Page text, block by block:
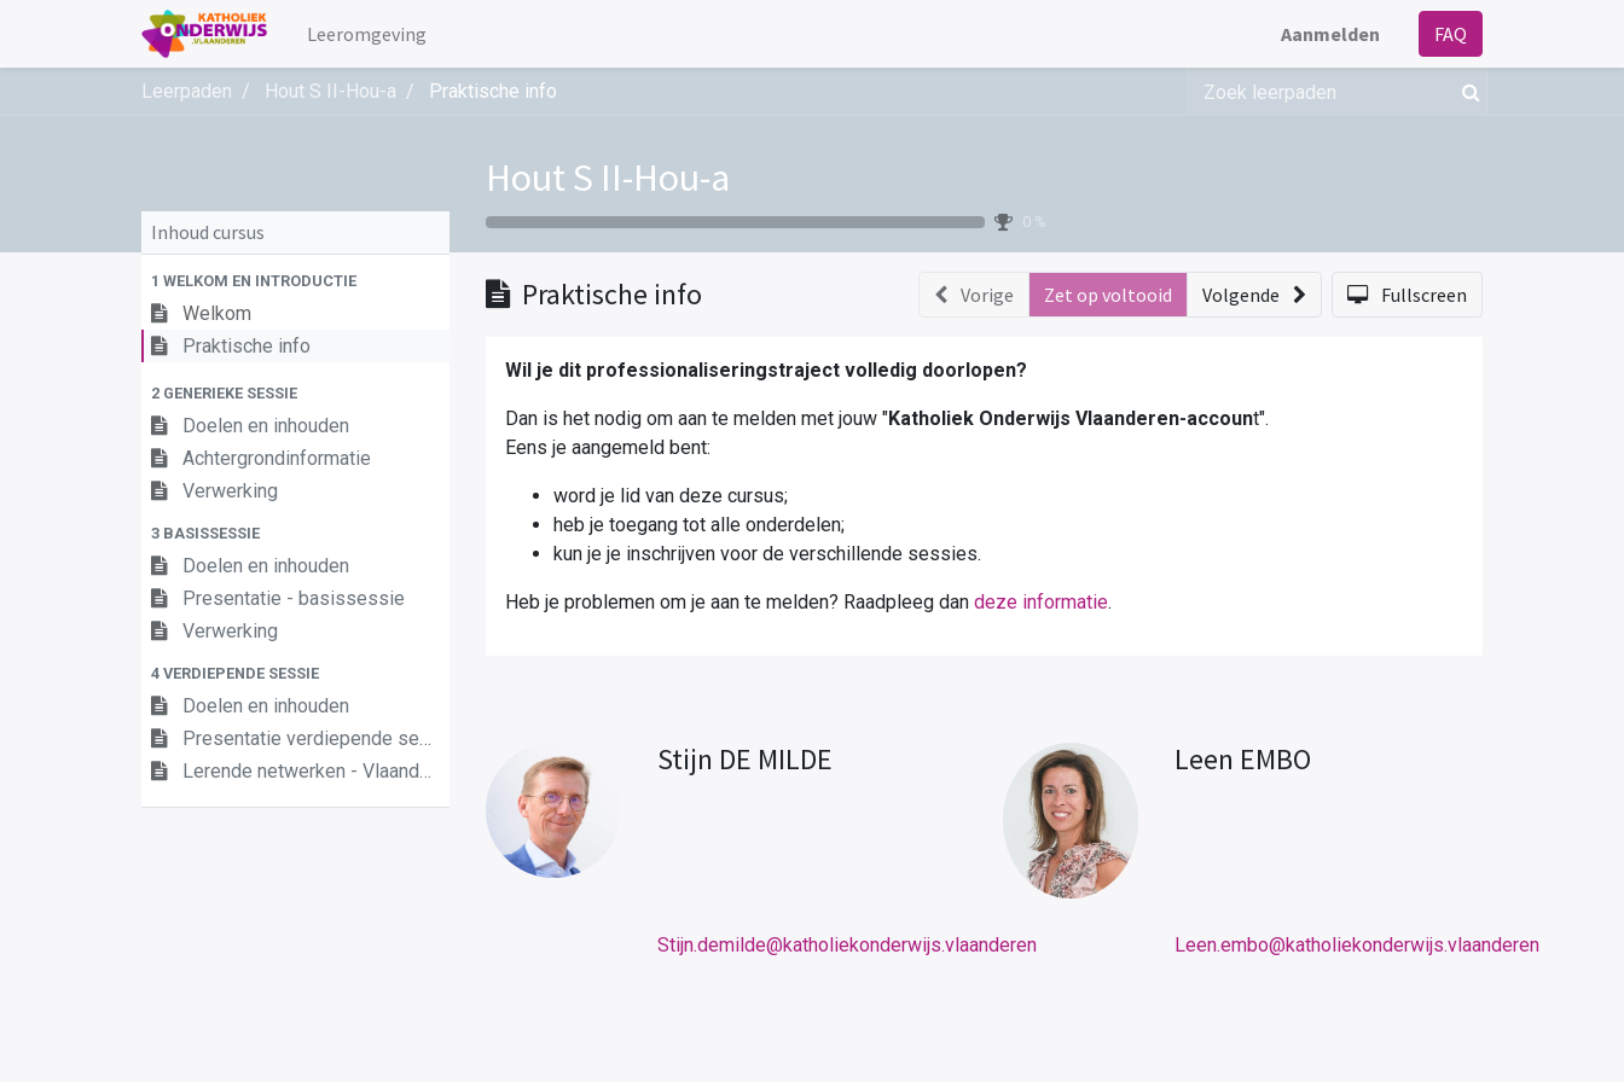
Leeromgeving Aanmelden FAQ
Leerpaden Hout S II-Hou-a Praktische info
Hout S II-Hou-a
0 %
Inhoud cursus
1 WELKOM EN INTRODUCTIE
Welkom
Praktische info
2 GENERIEKE SESSIE
Doelen en inhouden
Achtergrondinformatie
Verwerking
3 BASISSESSIE
Doelen en inhouden
Presentatie - basissessie
Verwerking
4 VERDIEPENDE SESSIE
Doelen en inhouden
Presentatie verdiepende sessie (vergeet jou niet aan te melden)
Lerende netwerken - Vlaanderenbreed
Praktische info Vorige Zet op voltooid Volgende Fullscreen
Wil je dit professionaliseringstraject volledig doorlopen?
Dan is het nodig om aan te melden met jouw "Katholiek Onderwijs Vlaanderen-account".
Eens je aangemeld bent:
word je lid van deze cursus;
heb je toegang tot alle onderdelen;
kun je je inschrijven voor de verschillende sessies.
Heb je problemen om je aan te melden? Raadpleeg dan deze informatie.
Stijn DE MILDE
Stijn.demilde@katholiekonderwijs.vlaanderen
Leen EMBO
Leen.embo@katholiekonderwijs.vlaanderen